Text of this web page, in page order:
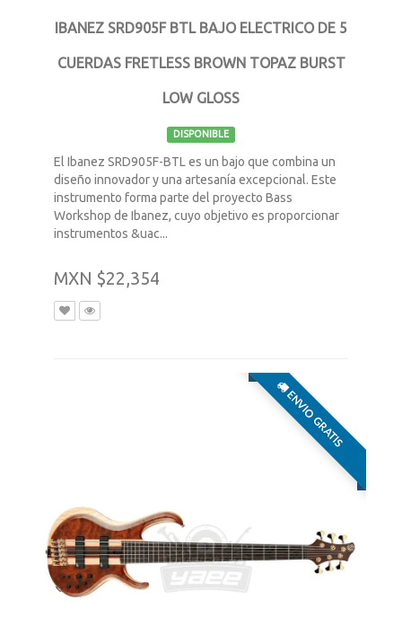
IBANEZ SRD905F BTL BAJO ELECTRICO DE 5
CUERDAS FRETLESS BROWN TOPAZ BURST
LOW GLOSS
DISPONIBLE
El Ibanez SRD905F-BTL es un bajo que combina un
diseño innovador y una artesanía excepcional. Este
instrumento forma parte del proyecto Bass
Workshop de Ibanez, cuyo objetivo es proporcionar
instrumentos &uac...
MXN $22,354
ENVIO GRATIS